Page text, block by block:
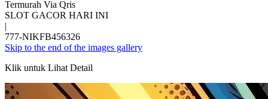
Termurah Via Qris
SLOT GACOR HARI INI
777-NIKFB456326
Skip to the end of the images gallery
Klik untuk Lihat Detail